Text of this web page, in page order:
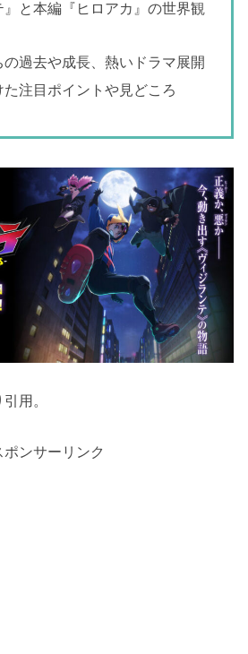
』と本編『ヒロアカ』の世界観
過去や成長、熱いドラマ展開
注目ポイントや見どころ
用。
ポンサーリンク